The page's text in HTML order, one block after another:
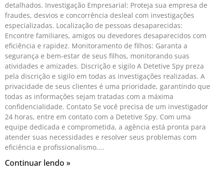
detalhados. Investigação Empresarial: Proteja sua empresa de
fraudes, desvios e concorrência desleal com investigações
especializadas. Localização de pessoas desaparecidas:
Encontre familiares, amigos ou devedores desaparecidos com
eficiência e rapidez. Monitoramento de filhos: Garanta a
segurança e bem-estar de seus filhos, monitorando suas
atividades e amizades. Discrição e sigilo A Detetive Spy preza
pela discrição e sigilo em todas as investigações realizadas. A
privacidade de seus clientes é uma prioridade, garantindo que
todas as informações sejam tratadas com a máxima
confidencialidade. Contato Se você precisa de um investigador
24 horas, entre em contato com a Detetive Spy. Com uma
equipe dedicada e comprometida, a agência está pronta para
atender suas necessidades e resolver seus problemas com
eficiência e profissionalismo.
Continuar lendo »